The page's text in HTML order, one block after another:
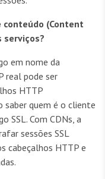
conteúdo (Content
serviços?
em nome da
real pode ser
HTTP
quem é o cliente
SSL. Com CDNs, a
sessões SSL
cabeçalhos HTTP e